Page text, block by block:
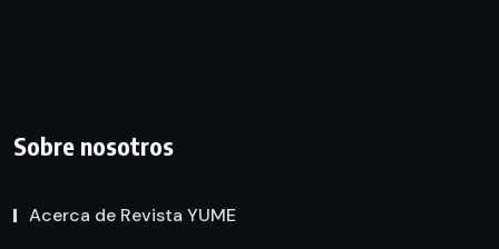
Sobre nosotros
Acerca de Revista YUME